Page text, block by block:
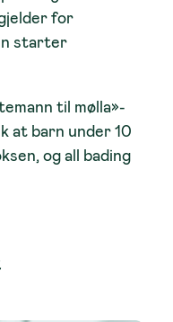
for
starter
til mølla»-
at barn under 10
og all bading